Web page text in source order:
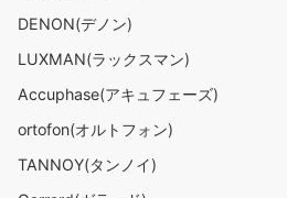
DENON(デノン)
LUXMAN(ラックスマン)
Accuphase(アキュフェーズ)
ortofon(オルトフォン)
TANNOY(タンノイ)